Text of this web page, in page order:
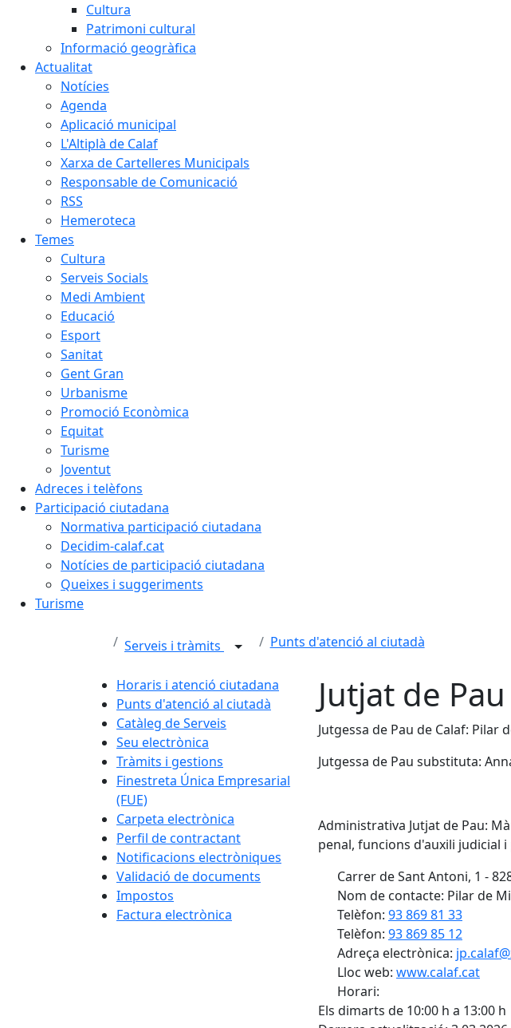
Cultura
Patrimoni cultural
Informació geogràfica
Actualitat
Notícies
Agenda
Aplicació municipal
L'Altiplà de Calaf
Xarxa de Cartelleres Municipals
Responsable de Comunicació
RSS
Hemeroteca
Temes
Cultura
Serveis Socials
Medi Ambient
Educació
Esport
Sanitat
Gent Gran
Urbanisme
Promoció Econòmica
Equitat
Turisme
Joventut
Adreces i telèfons
Participació ciutadana
Normativa participació ciutadana
Decidim-calaf.cat
Notícies de participació ciutadana
Queixes i suggeriments
Turisme
Serveis i tràmits Punts d'atenció al ciutadà
Horaris i atenció ciutadana
Punts d'atenció al ciutadà
Catàleg de Serveis
Seu electrònica
Tràmits i gestions
Finestreta Única Empresarial
(FUE)
Carpeta electrònica
Perfil de contractant
Notificacions electròniques
Validació de documents
Impostos
Factura electrònica
Jutjat de Pau
Jutgessa de Pau de Calaf: Pilar
Jutgessa de Pau substituta:
Administrativa Jutjat de Pau:
penal, funcions d'auxili judicial
Carrer de Sant Antoni, 1 -
Nom de contacte: Pilar de
Telèfon: 93 869 81 33
Telèfon: 93 869 85 12
Adreça electrònica:
Lloc web: www.calaf.cat
Horari:
Els dimarts de 10:00 h a 13:00 h